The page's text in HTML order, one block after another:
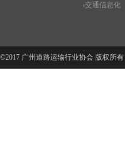
交通信息化
©2017 广州道路运输行业协会 版权所有